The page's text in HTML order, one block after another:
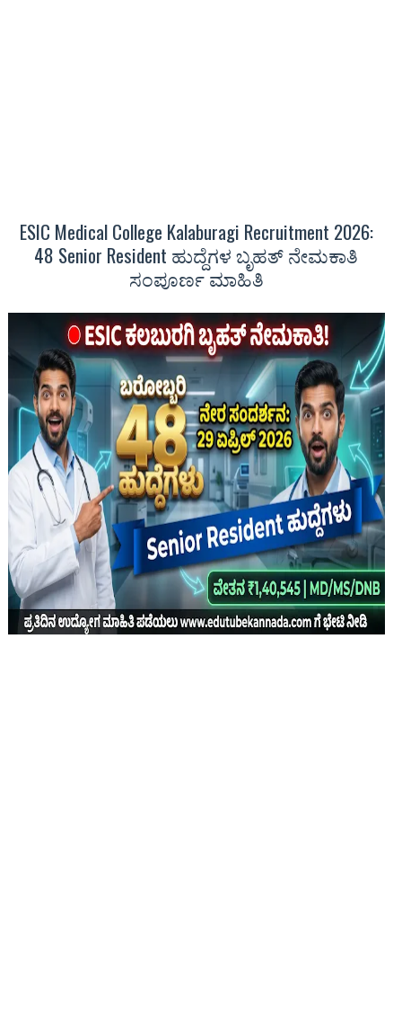
ESIC Medical College Kalaburagi Recruitment 2026:
48 Senior Resident ಹುದ್ದೆಗಳ ಬೃಹತ್ ನೇಮಕಾತಿ
ಸಂಪೂರ್ಣ ಮಾಹಿತಿ